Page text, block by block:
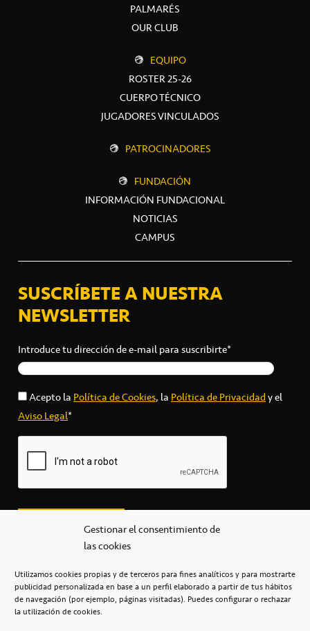
Gestionar el consentimiento de
las cookies
Utilizamos cookies propias y de terceros para fines analíticos y para mostrarte
publicidad personalizada en base a un perfil elaborado a partir de tus hábitos
de navegación (por ejemplo, páginas visitadas). Puedes configurar o rechazar
la utilización de cookies.
PALMARÉS
OUR CLUB
EQUIPO
ROSTER 25-26
CUERPO TÉCNICO
JUGADORES VINCULADOS
PATROCINADORES
FUNDACIÓN
INFORMACIÓN FUNDACIONAL
NOTICIAS
CAMPUS
SUSCRÍBETE A NUESTRA
NEWSLETTER
Introduce tu dirección de e-mail para suscribirte*
Acepto laPolítica de Cookies, laPolítica de Privacidady el
Aviso Legal*
secretaria@cbcanarias.es
+34 922 253 684